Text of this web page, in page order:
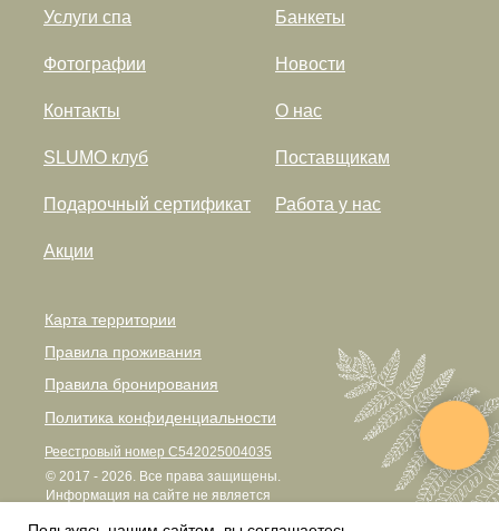
Акции
Услуги спа
О нас
SLUMO клуб
Новости
Подарочный сертификат
Фотографии
Политика конфиденциальности
Карта территории
Реестровый номер С542025004035
Правила проживания
Правила бронирования
© 2017 - 2026. Все права защищены.
Информация на сайте не является
Работа у нас
Банкеты
Поставщикам
Контакты